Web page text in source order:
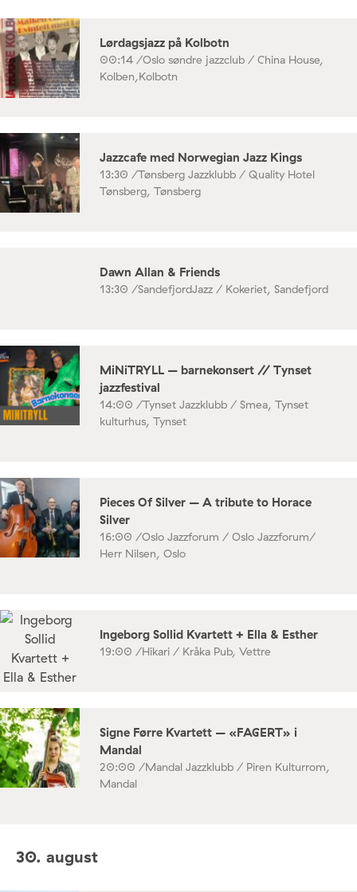
Lørdagsjazz på Kolbotn
00:14 /Oslo søndre jazzclub / China House,
Kolben,Kolbotn
Jazzcafe med Norwegian Jazz Kings
13:30 /Tønsberg Jazzklubb / Quality Hotel
Tønsberg, Tønsberg
Dawn Allan & Friends
13:30 /SandefjordJazz / Kokeriet, Sandefjord
MiNiTRYLL – barnekonsert // Tynset
jazzfestival
14:00 /Tynset Jazzklubb / Smea, Tynset
kulturhus, Tynset
Pieces Of Silver – A tribute to Horace
Silver
16:00 /Oslo Jazzforum / Oslo Jazzforum/
Herr Nilsen, Oslo
Ingeborg Sollid Kvartett + Ella & Esther
19:00 /Hikari / Kråka Pub, Vettre
Signe Førre Kvartett – «FAGERT» i
Mandal
20:00 /Mandal Jazzklubb / Piren Kulturrom,
Mandal
30. august